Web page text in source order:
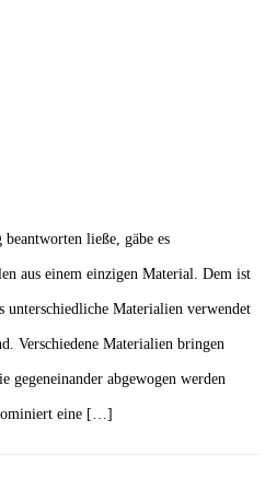
ließe, gäbe es
aus einem einzigen Material. Dem ist
unterschiedliche Materialien verwendet
Verschiedene Materialien bringen
abgewogen werden
eine […]